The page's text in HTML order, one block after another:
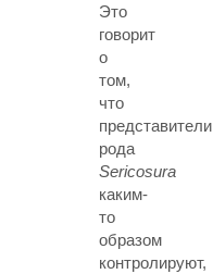
Это
говорит
о
том,
что
представители
рода
Sericosura
каким-
то
образом
контролируют,